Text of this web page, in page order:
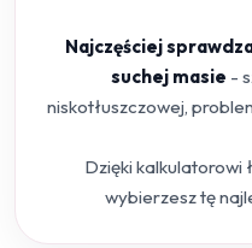
Najczęściej
suchej masie -
niskotłuszczowej,
Dzięki kalkulatorowi
wybierzesz tę